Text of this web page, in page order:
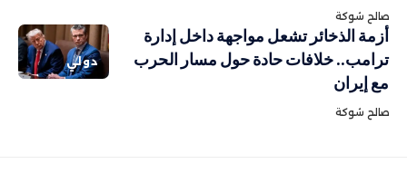
صالح شوكة
دولي
أزمة الذخائر تشعل مواجهة داخل إدارة
ترامب.. خلافات حادة حول مسار الحرب
مع إيران
صالح شوكة